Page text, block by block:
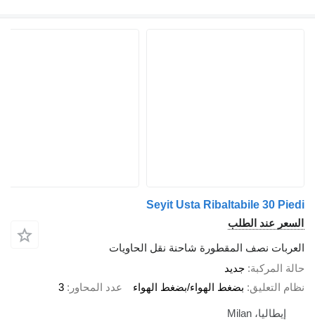
Seyit Usta Ribaltabile 30
عند الطلب
نصف المقطورة شاحنة نقل الحاويات
المركبة جديد
التعليق بضغط الهواء/بضغط الهواء عدد المحاور 3
إيطاليا، Milan